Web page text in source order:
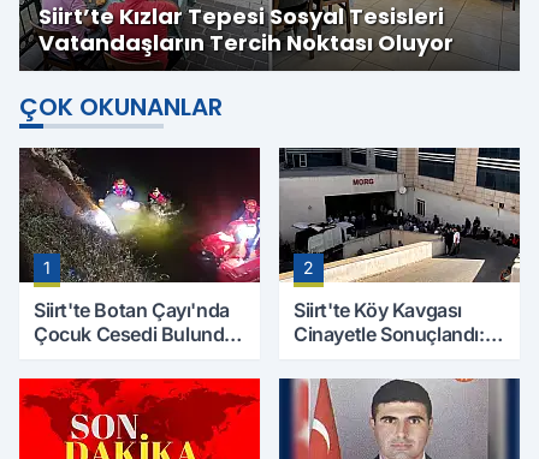
Siirt’te Kızlar Tepesi Sosyal Tesisleri
Vatandaşların Tercih Noktası Oluyor
ÇOK OKUNANLAR
1
Siirt'te Botan Çayı'nda
Çocuk Cesedi Bulundu:
Çalışmaları Başlıyor
2
Siirt'te Köy Kavgası
Cinayetle Sonuçlandı:
Kaybetti